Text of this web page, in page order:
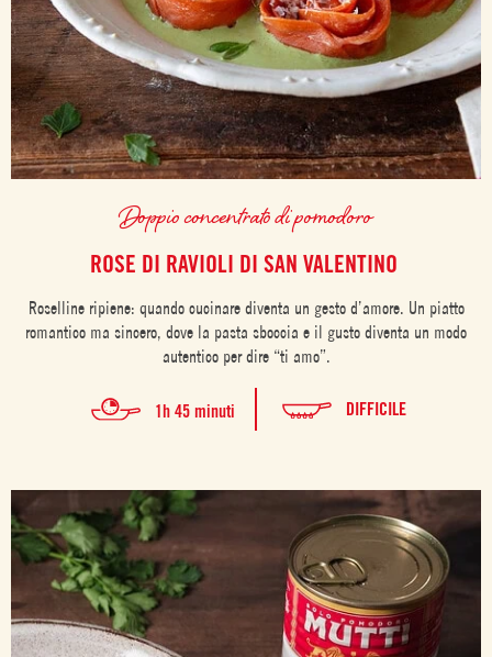
Doppio concentrato di pomodoro
ROSE DI RAVIOLI DI SAN VALENTINO
Roselline ripiene: quando cucinare diventa un gesto d’amore. Un piatto
romantico ma sincero, dove la pasta sboccia e il gusto diventa un modo
autentico per dire “ti amo”.
1h 45 minuti DIFFICILE